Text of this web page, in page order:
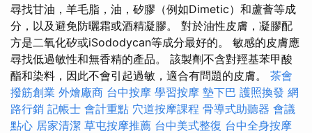
尋找甘油，羊毛脂，油，矽膠（例如Dimetic）和蘆薈等成
分，以及避免防曬霜或酒精凝膠。 對於油性皮膚，凝膠配
方是二氧化矽或iSododycan等成分最好的。 敏感的皮膚應
尋找低過敏性和無香精的產品。 該製劑不含對羥基苯甲酸
酯和染料，因此不會引起過敏，適合有問題的皮膚。 茶會
撥筋創業 外燴廠商 台中按摩 學習按摩 墊下巴 護照換發 網
路行銷 記帳士 會計重點 穴道按摩課程 骨導式助聽器 會議
點心 居家清潔 草屯按摩推薦 台中美式整復 台中全身按摩